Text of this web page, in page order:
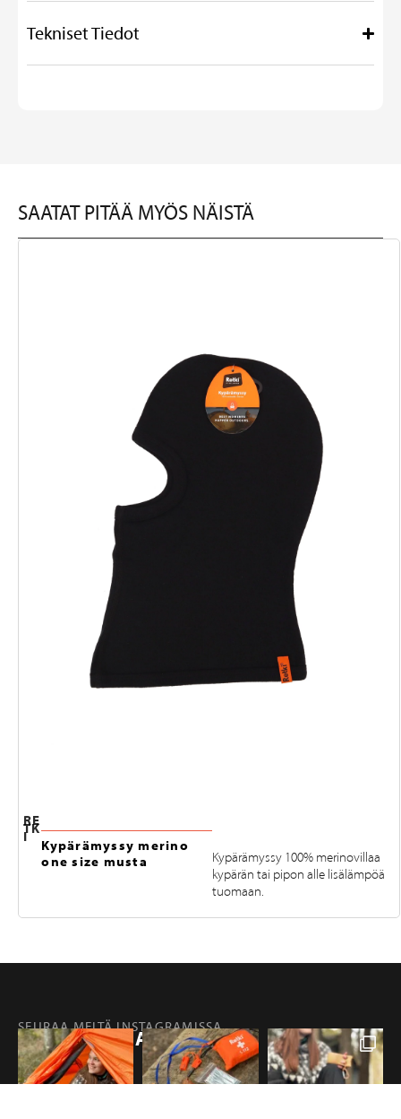
Tekniset Tiedot
SAATAT PITÄÄ MYÖS NÄISTÄ
RE
TK
I
Kypärämyssy merino
one size musta
Kypärämyssy 100% merinovillaa
kypärän tai pipon alle lisälämpöä
tuomaan.
SEURAA MEITÄ INSTAGRAMISSA
@RETKIFINLAND